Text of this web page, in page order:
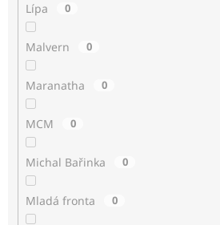
Lípa 0
Malvern 0
Maranatha 0
MCM 0
Michal Bařinka 0
Mladá fronta 0